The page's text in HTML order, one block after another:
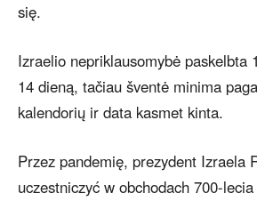
się.
Izraelio nepriklausomybė paskelbta
14 dieną, tačiau šventė minima
kalendorių ir data kasmet kinta.
Przez pandemię, prezydent Izraela
uczestniczyć w obchodach 700-